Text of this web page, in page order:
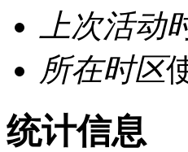
上次活动
所在时区
统计信息